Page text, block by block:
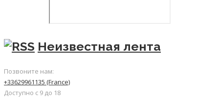
Неизвестная лента
Позвоните нам:
+33629961135 (France)
Доступно с 9 до 18